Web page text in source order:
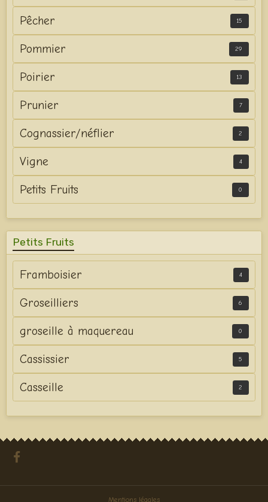
Pêcher 15
Pommier 29
Poirier 13
Prunier 7
Cognassier/néflier 2
Vigne 4
Petits Fruits 0
Petits Fruits
Framboisier 4
Groseilliers 6
groseille à maquereau 0
Cassissier 5
Casseille 2
Mentions légales